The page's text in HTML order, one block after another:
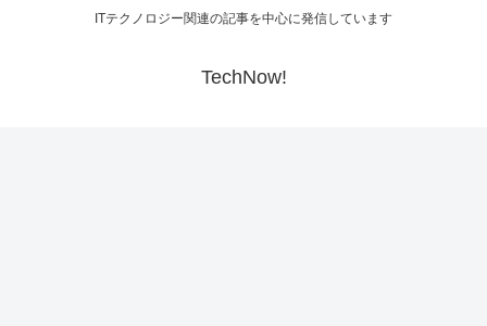
ITテクノロジー関連の記事を中心に発信しています
TechNow!